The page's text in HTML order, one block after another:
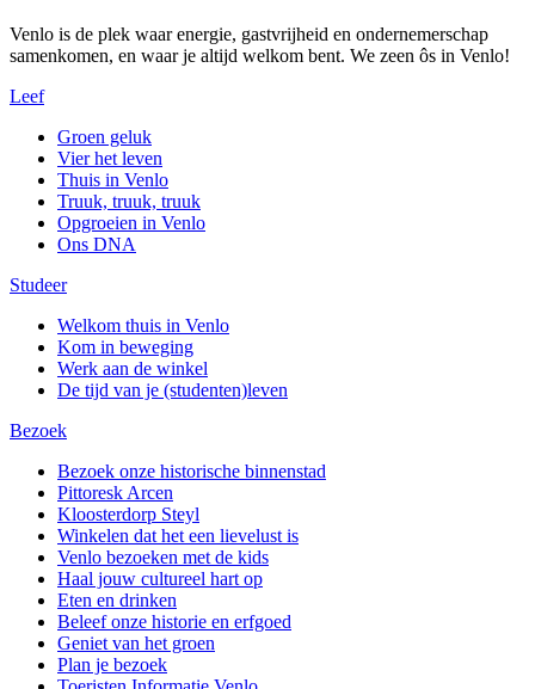
Venlo is de plek waar energie, gastvrijheid en ondernemerschap
samenkomen, en waar je altijd welkom bent. We zeen ôs in Venlo!
Leef
Groen geluk
Vier het leven
Thuis in Venlo
Truuk, truuk, truuk
Opgroeien in Venlo
Ons DNA
Studeer
Welkom thuis in Venlo
Kom in beweging
Werk aan de winkel
De tijd van je (studenten)leven
Bezoek
Bezoek onze historische binnenstad
Pittoresk Arcen
Kloosterdorp Steyl
Winkelen dat het een lievelust is
Venlo bezoeken met de kids
Haal jouw cultureel hart op
Eten en drinken
Beleef onze historie en erfgoed
Geniet van het groen
Plan je bezoek